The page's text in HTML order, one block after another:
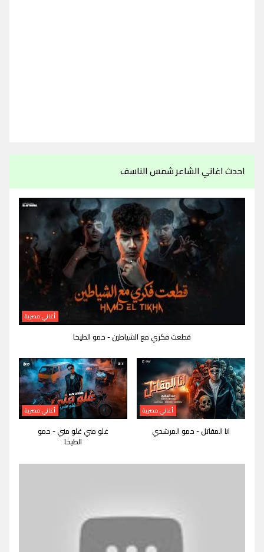
احدث اغاني الشاعر شمس الناسف
أغاني مصرية
قطعت فكري مع الشياطين - حمو الطيخا
أغاني مصرية
انا المقاتل - حمو المرشدي
أغاني مصرية
غلو مني غلو مني - حمو
الطيخا